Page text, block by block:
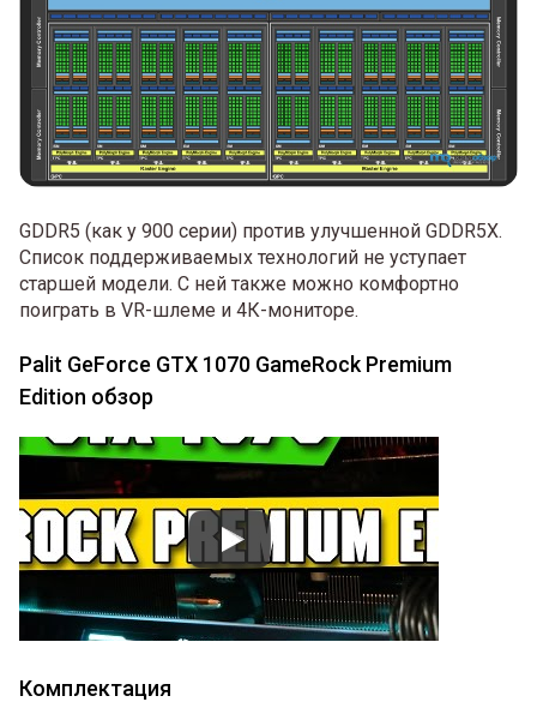
GDDR5 (как у 900 серии) против улучшенной GDDR5X.
Список поддерживаемых технологий не уступает
старшей модели. С ней также можно комфортно
поиграть в VR-шлеме и 4К-мониторе.
Palit GeForce GTX 1070 GameRock Premium
Edition обзор
Комплектация